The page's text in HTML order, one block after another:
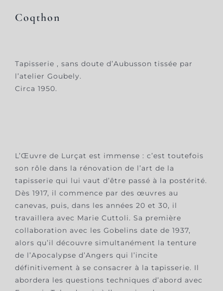
Coqthon
Tapisserie , sans doute d’Aubusson tissée par
l’atelier Goubely.
Circa 1950.
L’Œuvre de Lurçat est immense : c’est toutefois
son rôle dans la rénovation de l’art de la
tapisserie qui lui vaut d’être passé à la postérité.
Dès 1917, il commence par des œuvres au
canevas, puis, dans les années 20 et 30, il
travaillera avec Marie Cuttoli. Sa première
collaboration avec les Gobelins date de 1937,
alors qu’il découvre simultanément la tenture
de l’Apocalypse d’Angers qui l’incite
définitivement à se consacrer à la tapisserie. Il
abordera les questions techniques d’abord avec